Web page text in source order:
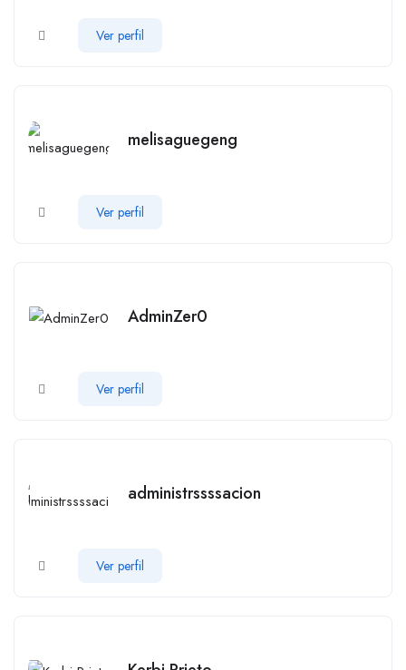
Ver perfil
melisaguegeng
Ver perfil
AdminZer0
Ver perfil
administrssssacion
Ver perfil